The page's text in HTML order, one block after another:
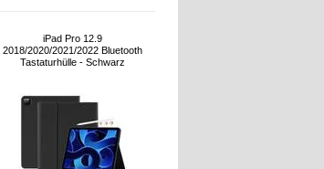
iPad Pro 12.9
2018/2020/2021/2022 Bluetooth
Tastaturhülle - Schwarz